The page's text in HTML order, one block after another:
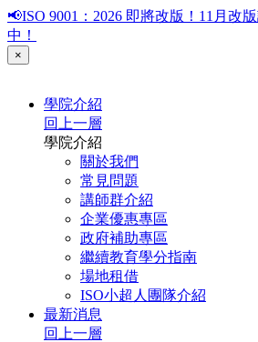
📢ISO 9001：2026 即將改版！11月改
中！
×
學院介紹
回上一層
學院介紹
關於我們
常見問題
講師群介紹
企業優惠專區
政府補助專區
繼續教育學分指南
場地租借
ISO小超人團隊介紹
最新消息
回上一層